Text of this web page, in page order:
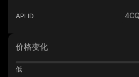
API ID
价格变化
低